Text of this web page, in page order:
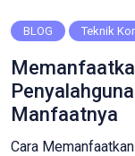
BLOG Teknik
Manfaatnya
Cara